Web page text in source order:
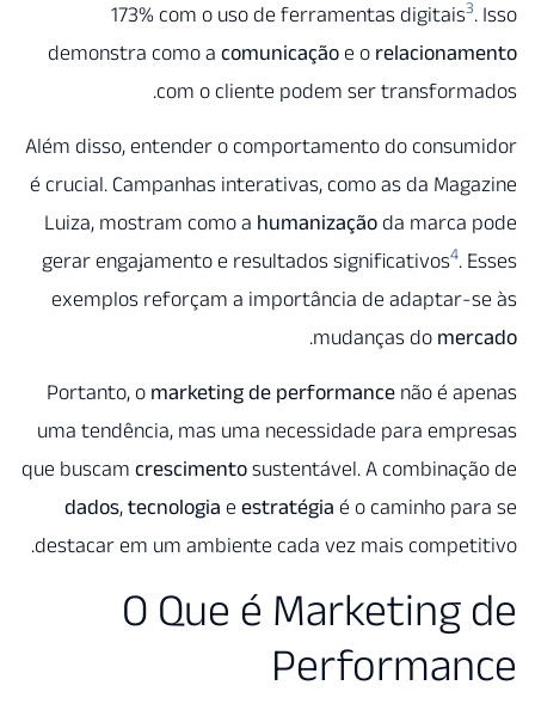
173% com o uso de ferramentas digitais
demonstra como acomunicaçãoe o
com o cliente podem ser
Além disso, entender o comportamento do
é crucial. Campanhas interativas, como as da
Luiza, mostram como ahumanizaçãoda
gerar engajamento e resultados significativos
exemplos reforçam a importância de
mudanças do
.
Portanto, omarketing de performancenão é
uma tendência, mas uma necessidade para
que buscamcrescimentosustentável. A
dados,tecnologiaeestratégiaé o caminho
destacar em um ambiente cada vez mais
O Que é